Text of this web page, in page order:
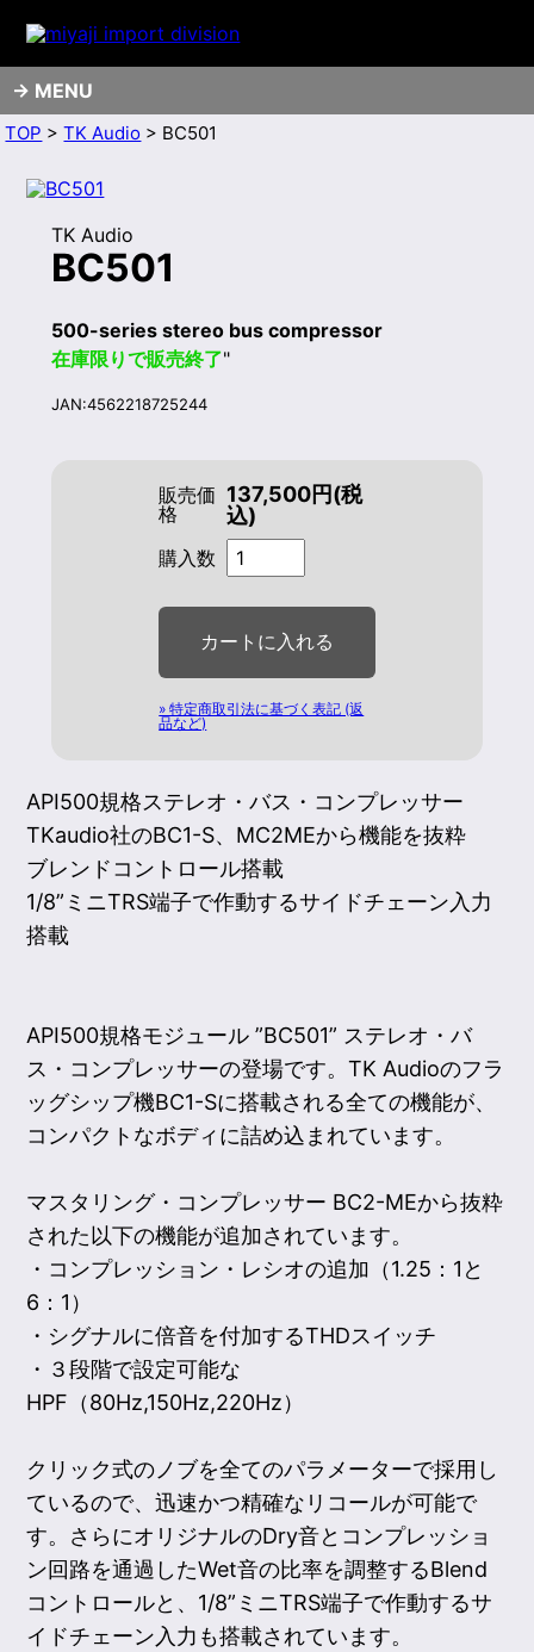
MENU
TOP >TK Audio > BC501
TK Audio
BC501
500-series stereo bus compressor
在庫限りで販売終了"
JAN:4562218725244
販売価
格
137,500円(税
込)
購入数
» 特定商取引法に基づく表記 (返
品など)
API500規格ステレオ・バス・コンプレッサー
TKaudio社のBC1-S、MC2MEから機能を抜粋
ブレンドコントロール搭載
1/8”ミニTRS端子で作動するサイドチェーン入力
搭載
API500規格モジュール ”BC501” ステレオ・バ
ス・コンプレッサーの登場です。TK Audioのフラ
ッグシップ機BC1-Sに搭載される全ての機能が、
コンパクトなボディに詰め込まれています。
マスタリング・コンプレッサー BC2-MEから抜粋
された以下の機能が追加されています。
・コンプレッション・レシオの追加（1.25：1と
6：1）
・シグナルに倍音を付加するTHDスイッチ
・３段階で設定可能な
HPF（80Hz,150Hz,220Hz）
クリック式のノブを全てのパラメーターで採用し
ているので、迅速かつ精確なリコールが可能で
す。さらにオリジナルのDry音とコンプレッショ
ン回路を通過したWet音の比率を調整するBlend
コントロールと、1/8”ミニTRS端子で作動するサ
イドチェーン入力も搭載されています。